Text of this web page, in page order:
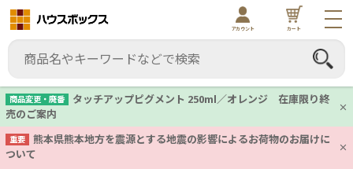
商品変更・廃番
タッチアップピグメント 250ml／オレンジ 在庫限り終
売のご案内
重要
熊本県熊本地方を震源とする地震の影響によるお荷物のお届けに
ついて
アカウント カート